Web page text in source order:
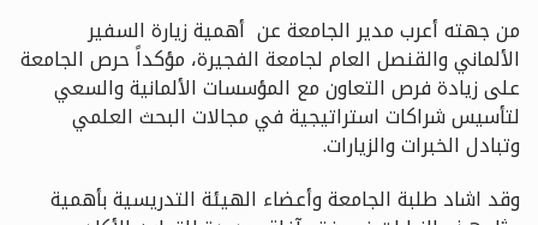
من جهته أعرب مدير الجامعة عن أهمية زيارة السفير
الألماني والقنصل العام لجامعة الفجيرة، مؤكداً حرص الجامعة
على زيادة فرص التعاون مع المؤسسات الألمانية والسعي
لتأسيس شراكات استراتيجية في مجالات البحث العلمي
وتبادل الخبرات والزيارات.
وقد اشاد طلبة الجامعة وأعضاء الهيئة التدريسية بأهمية